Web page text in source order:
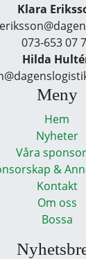
Klara
073-653 07
Hilda
Meny
Hem
Nyheter
Våra
&
Kontakt
Om oss
Bossa